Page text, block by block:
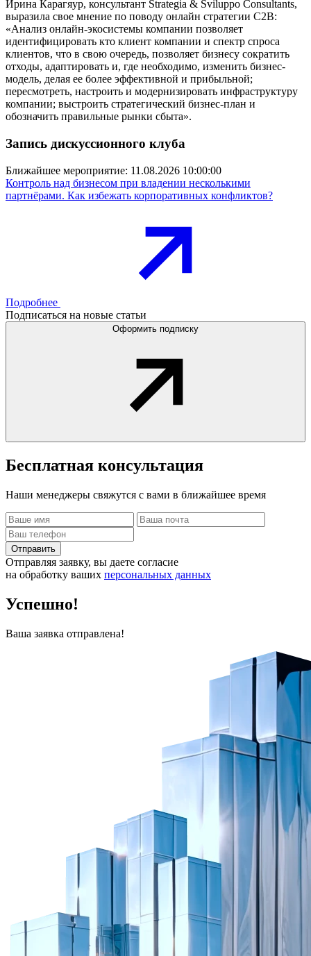
Ирина Карагяур, консультант Strategia & Sviluppo Consultants,
выразила свое мнение по поводу онлайн стратегии С2В:
«Анализ онлайн-экосистемы компании позволяет
идентифицировать кто клиент компании и спектр спроса
клиентов, что в свою очередь, позволяет бизнесу сократить
отходы, адаптировать и, где необходимо, изменить бизнес-
модель, делая ее более эффективной и прибыльной;
пересмотреть, настроить и модернизировать инфраструктуру
компании; выстроить стратегический бизнес-план и
обозначить правильные рынки сбыта».
Запись дискуссионного клуба
Ближайшее мероприятие: 11.08.2026 10:00:00
Контроль над бизнесом при владении несколькими
партнёрами. Как избежать корпоративных конфликтов?
Подробнее
Подписаться на новые статьи
Оформить подписку
Бесплатная консультация
Наши менеджеры свяжутся с вами в ближайшее время
Отправить
Отправляя заявку, вы даете согласие
на обработку ваших персональных данных
Успешно!
Ваша заявка отправлена!